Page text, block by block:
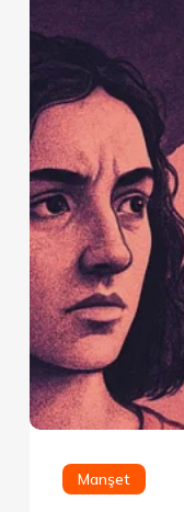
Manşet